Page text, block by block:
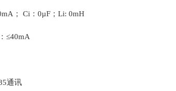
； Ci：0µF；Li: 0mH
≤40mA
通讯